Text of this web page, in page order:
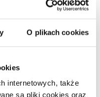
O plikach cookies
internetowych, także
są pliki cookies oraz
Sortuj
Na stronie